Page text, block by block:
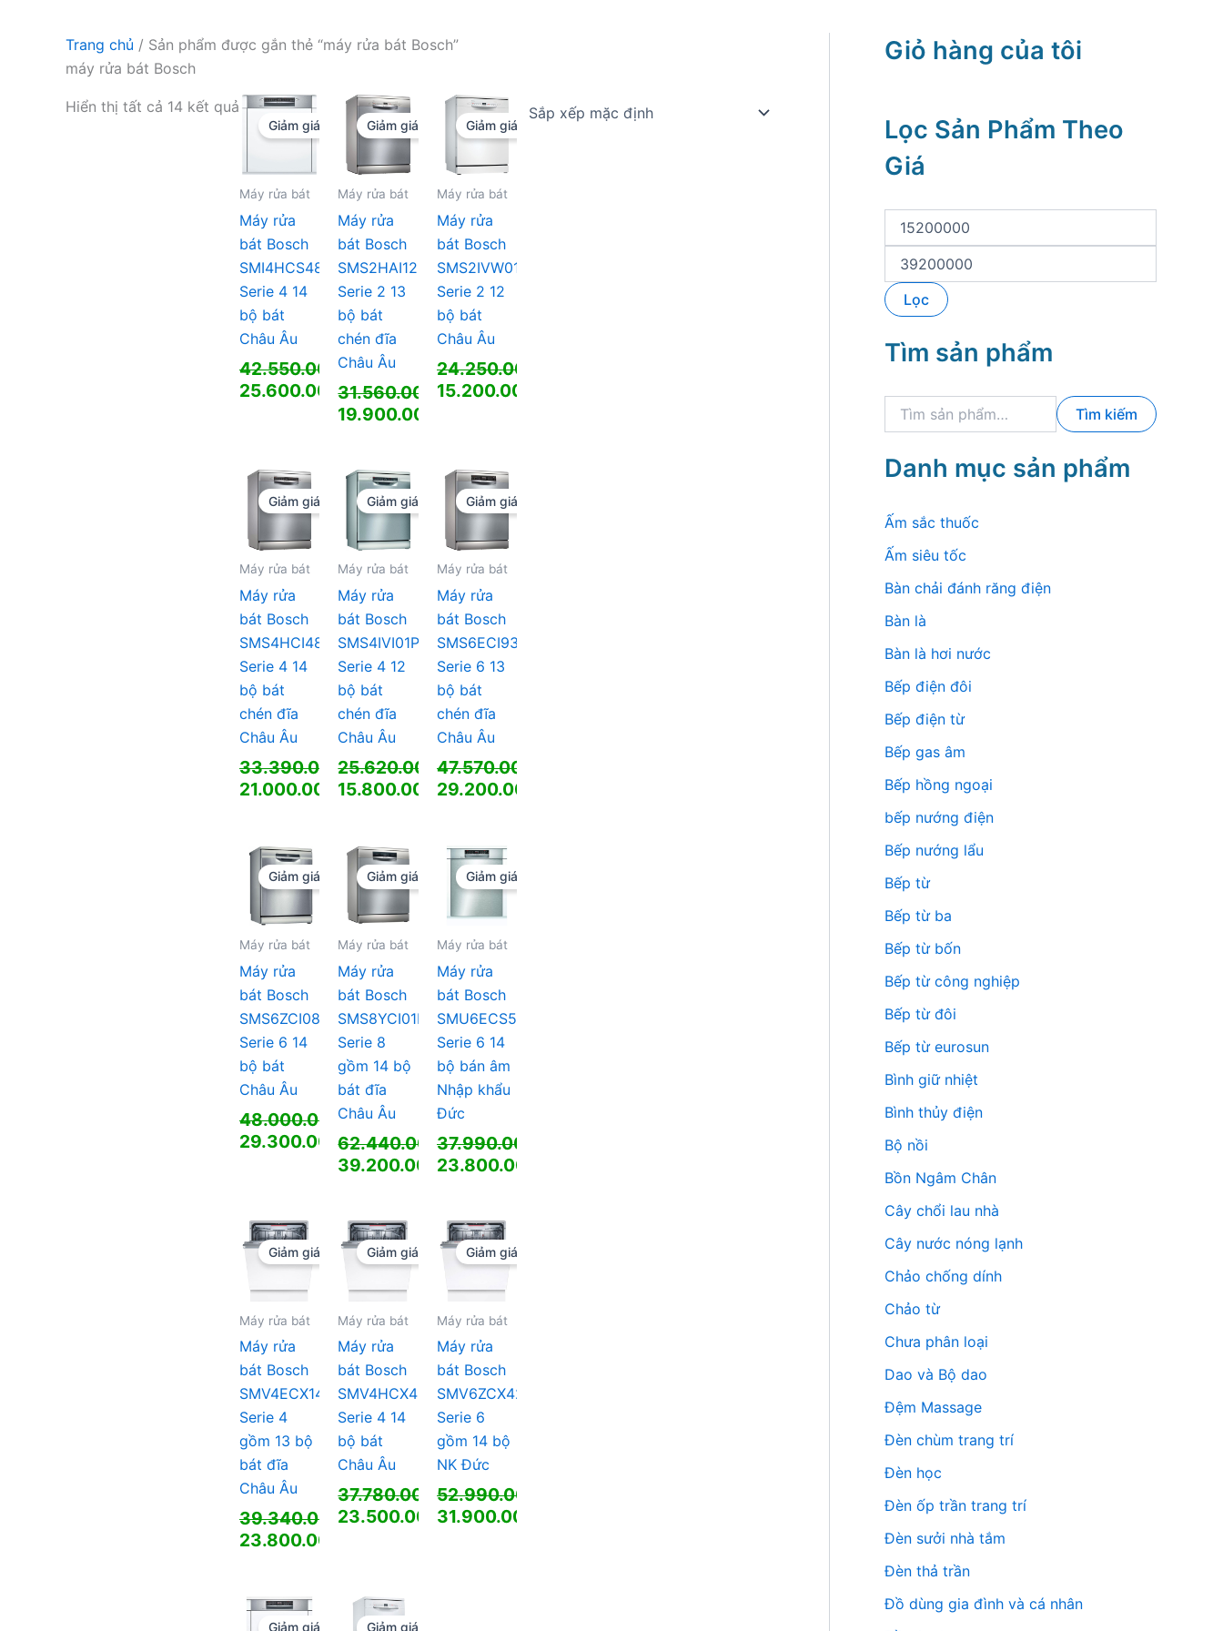
Trang chủ / Sản phẩm được gắn thẻ “máy rửa bát Bosch”
máy rửa bát Bosch
Hiển thị tất cả 14 kết quả
Giảm giá!
Máy rửa bát
Máy rửa
bát Bosch
SMI4HCS48E
Serie 4 14
bộ bát
Châu Âu
42.550.000₫
Giá
25.600.000₫
là:
25.600.000 ₫.
Giảm giá!
Máy rửa bát
Máy rửa
bát Bosch
SMS2HAI12E
Serie 2 13
bộ bát
chén đĩa
Châu Âu
31.560.000₫
Giá
31.560.000 ₫.
19.900.000
tại
là:
19.900.000 ₫.
Giảm giá!
Máy rửa bát
Máy rửa
bát Bosch
SMS2IVW01P
Serie 2 12
bộ bát
Châu Âu
24.250.000
Giá
15.200.000
là:
15.200.000 ₫.
Giảm giá!
Máy rửa bát
Máy rửa
bát Bosch
SMS4HCI48E
Serie 4 14
bộ bát
chén đĩa
Châu Âu
33.390.000₫
Giá
33.390.000 ₫.
21.000.000₫
tại
21.000.000 ₫.
Giảm giá!
Máy rửa bát
Máy rửa
bát Bosch
SMS4IVI01P
Serie 4 12
bộ bát
chén đĩa
Châu Âu
25.620.000₫
Giá
25.620.000 ₫.
15.800.000₫
tại
là:
15.800.000 ₫.
Giảm giá!
Máy rửa bát
Máy rửa
bát Bosch
SMS6ECI93E
Serie 6 13
bộ bát
chén đĩa
Châu Âu
47.570.000
Giá
47.570.000 ₫.
29.200.000
tại
29.200.000 ₫.
Giảm giá!
Máy rửa bát
Máy rửa
bát Bosch
SMS6ZCI08E
Serie 6 14
bộ bát
Châu Âu
48.000.000₫
Giá
29.300.000₫
là:
29.300.000 ₫.
Giảm giá!
Máy rửa bát
Máy rửa
bát Bosch
SMS8YCI01E
Serie 8
gồm 14 bộ
bát đĩa
Châu Âu
62.440.000₫
Giá
62.440.000 ₫.
39.200.000₫
tại
là:
39.200.000 ₫.
Giảm giá!
Máy rửa bát
Máy rửa
bát Bosch
SMU6ECS57E
Serie 6 14
bộ bán âm
Nhập khẩu
Đức
37.990.000
Giá
37.990.000 ₫.
23.800.000
tại
là:
23.800.000 ₫.
Giảm giá!
Máy rửa bát
Máy rửa
bát Bosch
SMV4ECX14E
Serie 4
gồm 13 bộ
bát đĩa
Châu Âu
39.340.000₫
Giá
39.340.000 ₫.
23.800.000
tại
Giảm giá!
Máy rửa bát
Máy rửa
bát Bosch
SMV4HCX48E
Serie 4 14
bộ bát
Châu Âu
37.780.000₫
Giá
23.500.000₫
là:
23.500.000 ₫.
Giảm giá!
Máy rửa bát
Máy rửa
bát Bosch
SMV6ZCX42E
Serie 6
gồm 14 bộ
NK Đức
52.990.000
Giá
31.900.000
Giảm giá! Giảm giá!
Giỏ hàng của tôi
Lọc Sản Phẩm Theo
Giá
ố
i
h
u
á
t
i
đ
Lọc
Tìm sản phẩm
k
m
:
Tìm kiếm
Danh mục sản phẩm
Ấm sắc thuốc
Ấm siêu tốc
Bàn chải đánh răng điện
Bàn là
Bàn là hơi nước
Bếp điện đôi
Bếp điện từ
Bếp gas âm
Bếp hồng ngoại
bếp nướng điện
Bếp nướng lẩu
Bếp từ
Bếp từ ba
Bếp từ bốn
Bếp từ công nghiệp
Bếp từ đôi
Bếp từ eurosun
Bình giữ nhiệt
Bình thủy điện
Bộ nồi
Bồn Ngâm Chân
Cây chổi lau nhà
Cây nước nóng lạnh
Chảo chống dính
Chảo từ
Chưa phân loại
Dao và Bộ dao
Đệm Massage
Đèn chùm trang trí
Đèn học
Đèn ốp trần trang trí
Đèn sưởi nhà tắm
Đèn thả trần
Đồ dùng gia đình và cá nhân